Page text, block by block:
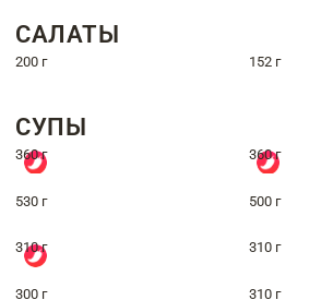
САЛАТЫ
200 г 152 г
СУПЫ
360 г 360 г
530 г 500 г
310 г 310 г
300 г 310 г